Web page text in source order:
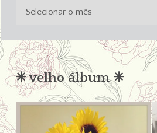
condena
✳︎ velho álbum ✳︎